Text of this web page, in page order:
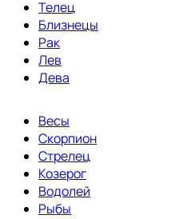
Телец
Близнецы
Рак
Лев
Дева
Весы
Скорпион
Стрелец
Козерог
Водолей
Рыбы